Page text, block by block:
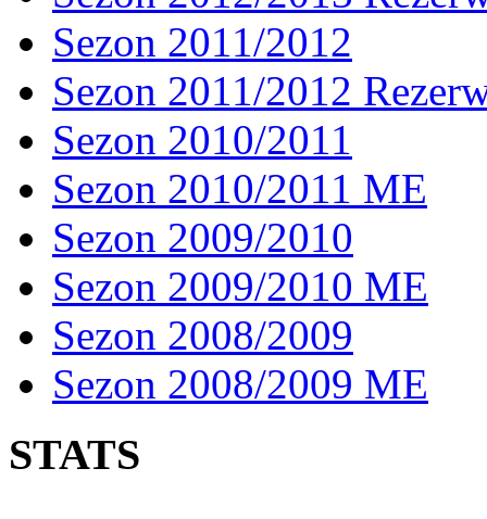
Sezon 2011/2012
Sezon 2011/2012
Sezon 2010/2011
Sezon 2010/2011 ME
Sezon 2009/2010
Sezon 2009/2010 ME
Sezon 2008/2009
Sezon 2008/2009 ME
STATS